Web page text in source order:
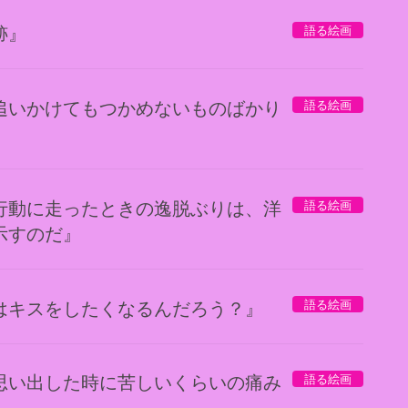
語る絵画
語る絵画
かけてもつかめないものばかり
語る絵画
動に走ったときの逸脱ぶりは、洋
のだ』
語る絵画
スをしたくなるんだろう？』
語る絵画
い出した時に苦しいくらいの痛み